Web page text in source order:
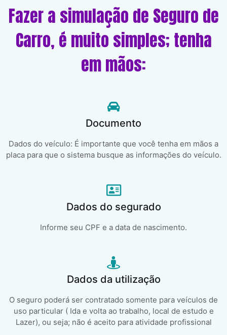
Fazer a simulação de Seguro de
Carro, é muito simples; tenha
em mãos:
Documento
Dados do veículo: É importante que você tenha em mãos a
placa para que o sistema busque as informações do veículo.
Dados do segurado
Informe seu CPF e a data de nascimento.
Dados da utilização
O seguro poderá ser contratado somente para veículos de
uso particular ( Ida e volta ao trabalho, local de estudo e
Lazer), ou seja; não é aceito para atividade profissional